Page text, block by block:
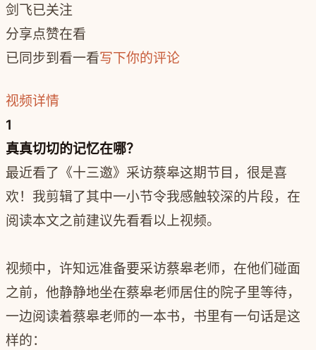
剑飞已关注
分享点赞在看
已同步到看一看写下你的评论
视频详情
1
真真切切的记忆在哪？
最近看了《十三邀》采访蔡皋这期节目，很是喜
欢！我剪辑了其中一小节令我感触较深的片段，在
阅读本文之前建议先看看以上视频。
视频中，许知远准备要采访蔡皋老师，在他们碰面
之前，他静静地坐在蔡皋老师居住的院子里等待，
一边阅读着蔡皋老师的一本书，书里有一句话是这
样的：